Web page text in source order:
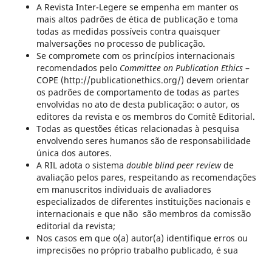
A Revista Inter-Legere se empenha em manter os
mais altos padrões de ética de publicação e toma
todas as medidas possíveis contra quaisquer
malversações no processo de publicação.
Se compromete com os princípios internacionais
recomendados pelo Committee on Publication Ethics–
COPE (http://publicationethics.org/) devem orientar
os padrões de comportamento de todas as partes
envolvidas no ato de desta publicação: o autor, os
editores da revista e os membros do Comitê Editorial.
Todas as questões éticas relacionadas à pesquisa
envolvendo seres humanos são de responsabilidade
única dos autores.
A RIL adota o sistema double blind peer reviewde
avaliação pelos pares, respeitando as recomendações
em manuscritos individuais de avaliadores
especializados de diferentes instituições nacionais e
internacionais e que não são membros da comissão
editorial da revista;
Nos casos em que o(a) autor(a) identifique erros ou
imprecisões no próprio trabalho publicado, é sua